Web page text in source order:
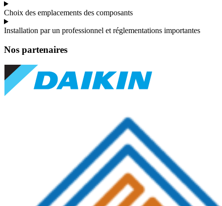
Choix des emplacements des composants
Installation par un professionnel et réglementations importantes
Nos partenaires